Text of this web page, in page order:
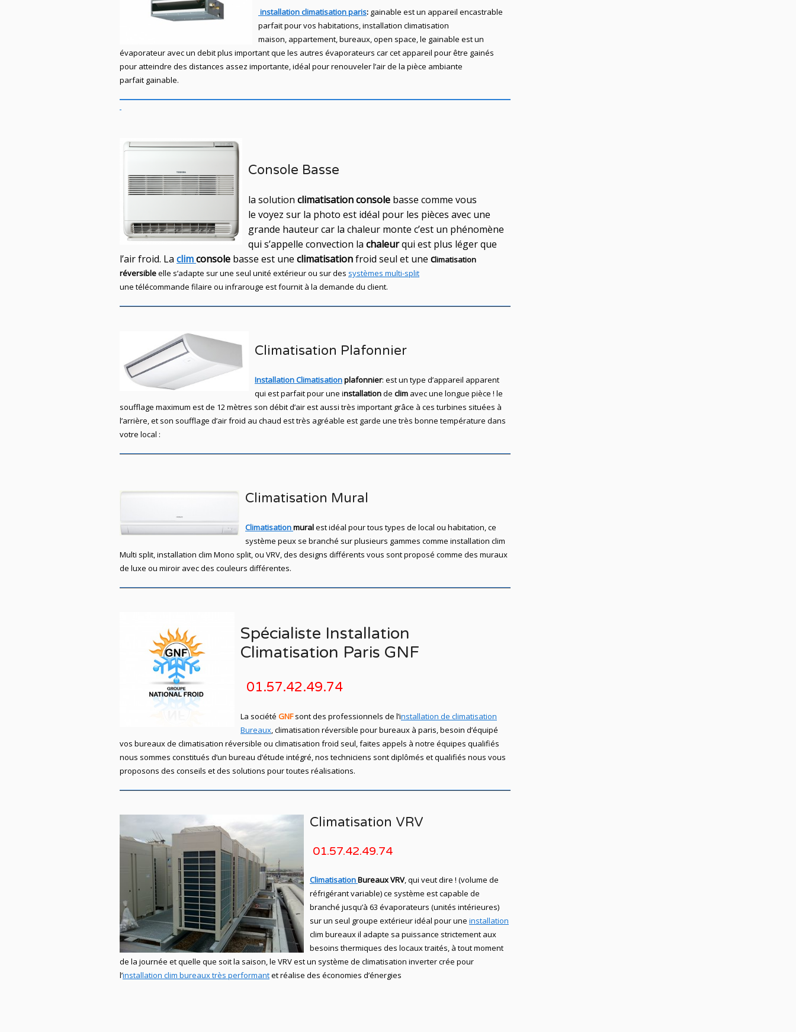
installation climatisation paris: gainable est un appareil encastrable
parfait pour vos habitations, installation climatisation
maison, appartement,bureaux,open space, le gainable est un
évaporateur avec un debit plus important que les autres évaporateurs car cet appareil pour être gainés
pour atteindre des distances assez importante, idéal pour renouveler l’air de la pièce ambiante
parfait gainable.
Console Basse
la solution climatisation console basse comme vous
le voyez sur la photo est idéal pour les pièces avec une
grande hauteur car la chaleur monte c’est un phénomène
qui s’appelle convection la chaleurqui est plus léger que
l’air froid. La climconsole basse est une climatisationfroid seul et une climatisation
réversibleelle s’adapte sur une seul unité extérieur ou sur des systèmes multi-split
une télécommande filaire ou infrarouge est fournit à la demande du client.
Climatisation Plafonnier
Installation Climatisationplafonnier: est un type d’appareil apparent
qui est parfait pour une installationde clim avec une longue pièce ! le
soufflage maximum est de 12 mètres son débit d’air est aussi très important grâce à ces turbines situées à
l’arrière, et son soufflage d’air froid au chaud est très agréable est garde une très bonne température dans
votre local :
Climatisation Mural
Climatisationmuralest idéal pour tous types de local ou habitation, ce
système peux se branché sur plusieurs gammes comme installation clim
Multi split, installation clim Mono split, ou VRV, des designs différents vous sont proposé comme des muraux
de luxe ou miroir avec des couleurs différentes.
Spécialiste Installation
Climatisation Paris GNF
01.57.42.49.74
La société GNFsont des professionnels de l’installation de climatisation
Bureaux, climatisation réversible pour bureaux à paris, besoin d’équipé
vos bureaux de climatisation réversible ou climatisation froid seul, faites appels à notre équipes qualifiés
nous sommes constitués d’un bureau d’étude intégré, nos techniciens sont diplômés et qualifiés nous vous
proposons des conseils et des solutions pour toutes réalisations.
Climatisation VRV
01.57.42.49.74
ClimatisationBureaux VRV, qui veut dire ! (volume de
réfrigérant variable) ce système est capable de
branché jusqu’à 63 évaporateurs (unités intérieures)
sur un seul groupe extérieur idéal pour une installation
clim bureauxil adapte sa puissance strictement aux
besoins thermiques des locaux traités, à tout moment
de la journée et quelle que soit la saison, le VRVest un système de climatisation inverter crée pour
l’installation clim bureauxtrès performantet réalise des économies d’énergies